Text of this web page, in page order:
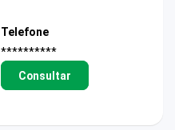
Telefone
**********
Consultar